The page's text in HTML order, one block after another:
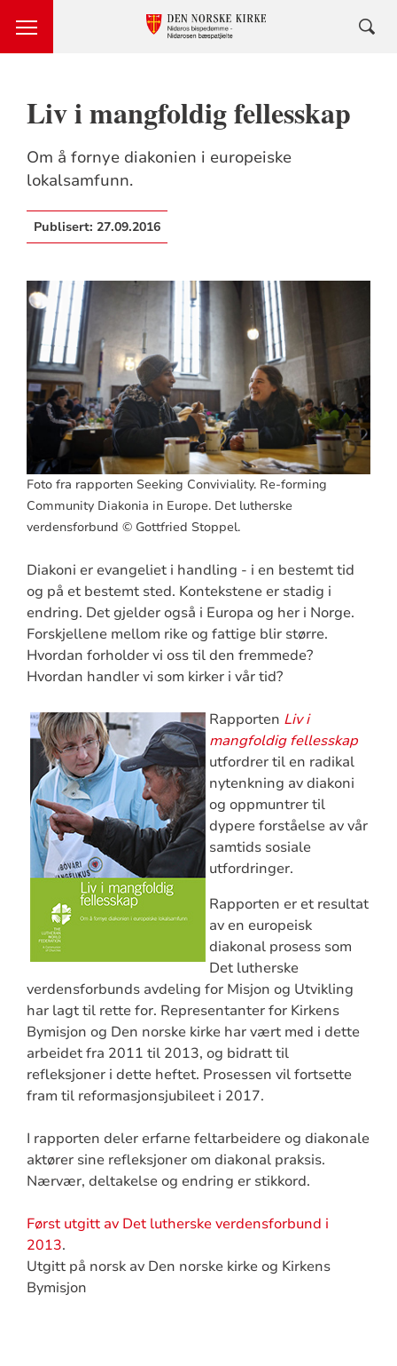
Liv i mangfoldig fellesskap
Om å fornye diakonien i europeiske
lokalsamfunn.
Publisert: 27.09.2016
Foto fra rapporten Seeking Conviviality. Re-forming
Community Diakonia in Europe. Det lutherske
verdensforbund © Gottfried Stoppel.
Diakoni er evangeliet i handling - i en bestemt tid
og på et bestemt sted. Kontekstene er stadig i
endring. Det gjelder også i Europa og her i Norge.
Forskjellene mellom rike og fattige blir større.
Hvordan forholder vi oss til den fremmede?
Hvordan handler vi som kirker i vår tid?
Rapporten Liv i
mangfoldig fellesskap
utfordrer til en radikal
nytenkning av diakoni
og oppmuntrer til
dypere forståelse av vår
samtids sosiale
utfordringer.
Rapporten er et resultat
av en europeisk
diakonal prosess som
Det lutherske
verdensforbunds avdeling for Misjon og Utvikling
har lagt til rette for. Representanter for Kirkens
Bymisjon og Den norske kirke har vært med i dette
arbeidet fra 2011 til 2013, og bidratt til
refleksjoner i dette heftet. Prosessen vil fortsette
fram til reformasjonsjubileet i 2017.
I rapporten deler erfarne feltarbeidere og diakonale
aktører sine refleksjoner om diakonal praksis.
Nærvær, deltakelse og endring er stikkord.
Først utgitt av Det lutherske verdensforbund i
2013.
Utgitt på norsk av Den norske kirke og Kirkens
Bymisjon